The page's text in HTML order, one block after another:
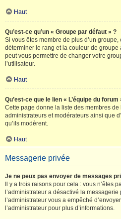
Haut
Qu’est-ce qu’un « Groupe par défaut » ?
Si vous êtes membre de plus d’un
déterminer le rang et la couleur de groupe
peut vous permettre de changer votre
l’utilisateur.
Haut
Qu’est-ce que le lien « L’équipe du forum
Cette page donne la liste des membres de
administrateurs et modérateurs ainsi que
qu’ils modèrent.
Haut
Messagerie privée
Je ne peux pas envoyer de messages
Il y a trois raisons pour cela : vous n’êtes
l’administrateur a désactivé la
l’administrateur vous a empêché
l’administrateur pour plus d’informations.